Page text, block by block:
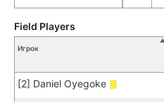
Игрок
[2] Daniel Oyegoke
Field Players